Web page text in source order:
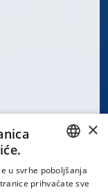
CROATIAN
×
u svrhe poboljšanja
prihvaćate sve